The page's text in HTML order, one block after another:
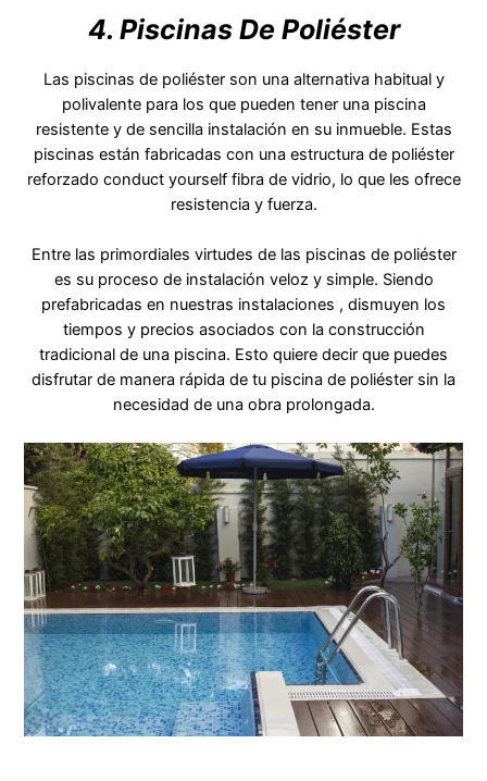
4. Piscinas De Poliéster
Las piscinas de poliéster son una alternativa habitual y
polivalente para los que pueden tener una piscina
resistente y de sencilla instalación en su inmueble. Estas
piscinas están fabricadas con una estructura de poliéster
reforzado conduct yourself fibra de vidrio, lo que les ofrece
resistencia y fuerza.
Entre las primordiales virtudes de las piscinas de poliéster
es su proceso de instalación veloz y simple. Siendo
prefabricadas en nuestras instalaciones , dismuyen los
tiempos y precios asociados con la construcción
tradicional de una piscina. Esto quiere decir que puedes
disfrutar de manera rápida de tu piscina de poliéster sin la
necesidad de una obra prolongada.